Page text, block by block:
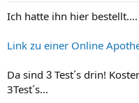
Ich hatte ihn hier bestellt....
Link zu einer Online
Da sind 3 Test´s drin!
3Test´s...